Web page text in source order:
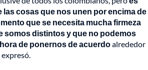
cosas que nos unen por encima de
que se necesita mucha firmeza
somos distintos y que no podemos
de ponernos de acuerdoalrededor